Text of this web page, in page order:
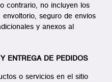
contrario, no incluyen los
seguro de envíos
y anexos al
ENTREGA DE PEDIDOS
o servicios en el sitio